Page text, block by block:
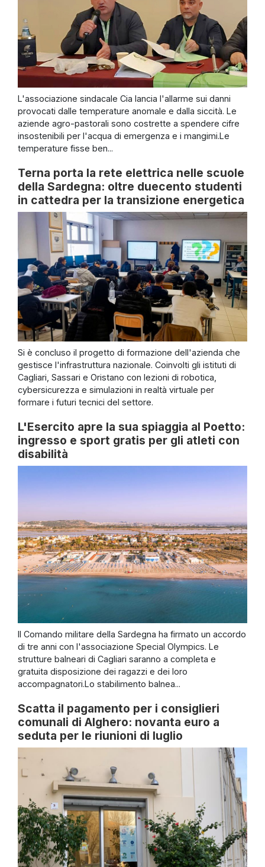
L'associazione sindacale Cia lancia l'allarme sui danni
provocati dalle temperature anomale e dalla siccità. Le
aziende agro-pastorali sono costrette a spendere cifre
insostenibili per l'acqua di emergenza e i mangimi.Le
temperature fisse ben...
Terna porta la rete elettrica nelle scuole
della Sardegna: oltre duecento studenti
in cattedra per la transizione energetica
Si è concluso il progetto di formazione dell'azienda che
gestisce l'infrastruttura nazionale. Coinvolti gli istituti di
Cagliari, Sassari e Oristano con lezioni di robotica,
cybersicurezza e simulazioni in realtà virtuale per
formare i futuri tecnici del settore.
L'Esercito apre la sua spiaggia al Poetto:
ingresso e sport gratis per gli atleti con
disabilità
Il Comando militare della Sardegna ha firmato un accordo
di tre anni con l'associazione Special Olympics. Le
strutture balneari di Cagliari saranno a completa e
gratuita disposizione dei ragazzi e dei loro
accompagnatori.Lo stabilimento balnea...
Scatta il pagamento per i consiglieri
comunali di Alghero: novanta euro a
seduta per le riunioni di luglio